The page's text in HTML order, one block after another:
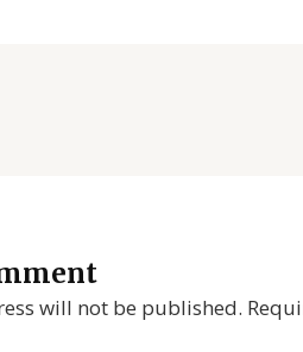
will not be published.